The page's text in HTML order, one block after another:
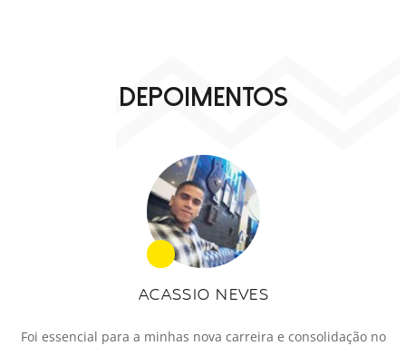
DEPOIMENTOS
ACASSIO NEVES
Foi essencial para a minhas nova carreira e consolidação no